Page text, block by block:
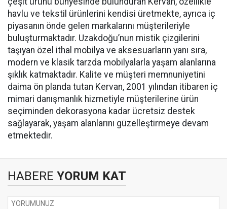
havlu ve tekstil ürünlerini kendisi üretmekte, ayrıca iç
piyasanın önde gelen markalarını müşterileriyle
buluşturmaktadır. Uzakdoğu’nun mistik çizgilerini
taşıyan özel ithal mobilya ve aksesuarların yanı sıra,
modern ve klasik tarzda mobilyalarla yaşam alanlarına
şıklık katmaktadır. Kalite ve müşteri memnuniyetini
daima ön planda tutan Kervan, 2001 yılından itibaren iç
mimari danışmanlık hizmetiyle müşterilerine ürün
seçiminden dekorasyona kadar ücretsiz destek
sağlayarak, yaşam alanlarını güzelleştirmeye devam
etmektedir.
HABERE YORUM KAT